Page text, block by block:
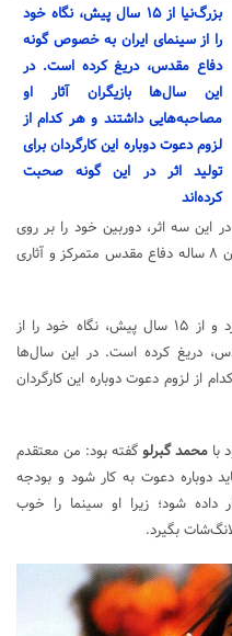
بزرگ‌نیا از ۱۵ سال پیش، نگاه خود
را از سینمای ایران به خصوص گونه
دفاع مقدس، دریغ کرده است. در
این سال‌ها بازیگران آثار او
مصاحبه‌هایی داشتند و هر کدام از
لزوم دعوت دوباره این کارگردان برای
تولید اثر در این‌ گونه صحبت
کرده‌اند
این سه اثر، دوربین خود را بر روی
کارکنان شرکت نفت و مشکلات آنها در دوران ۸ ساله دفاع مقدس متمرکز و آثاری
با این همه او در این فهرست قرار می‌گیرد و از ۱۵ سال پیش، نگاه خود را از
دریغ کرده است. در این سال‌ها
از لزوم دعوت دوباره این کارگردان
با محمد گبرلوگفته بود: من معتقدم
دوباره دعوت به کار شود و بودجه
داده شود؛ زیرا او سینما را خوب
بگیرد.